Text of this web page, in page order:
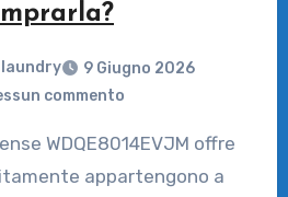
laundry
9 Giugno 2026
commento
appartengono a